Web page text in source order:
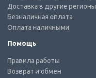
Доставка в другие регионы
Безналичная оплата
Оплата наличными
Помощь
Правила работы
Возврат и обмен